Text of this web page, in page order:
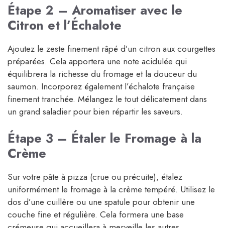
Étape 2 – Aromatiser avec le
Citron et l’Échalote
Ajoutez le zeste finement râpé d’un citron aux courgettes
préparées. Cela apportera une note acidulée qui
équilibrera la richesse du fromage et la douceur du
saumon. Incorporez également l’échalote française
finement tranchée. Mélangez le tout délicatement dans
un grand saladier pour bien répartir les saveurs.
Étape 3 – Étaler le Fromage à la
Crème
Sur votre pâte à pizza (crue ou précuite), étalez
uniformément le fromage à la crème tempéré. Utilisez le
dos d’une cuillère ou une spatule pour obtenir une
couche fine et régulière. Cela formera une base